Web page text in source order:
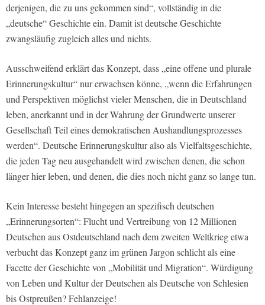
derjenigen, die zu uns gekommen sind“, vollständig in die
„deutsche“ Geschichte ein. Damit ist deutsche Geschichte
zwangsläufig zugleich alles und nichts.
Ausschweifend erklärt das Konzept, dass „eine offene und plurale
Erinnerungskultur“ nur erwachsen könne, „wenn die Erfahrungen
und Perspektiven möglichst vieler Menschen, die in Deutschland
leben, anerkannt und in der Wahrung der Grundwerte unserer
Gesellschaft Teil eines demokratischen Aushandlungsprozesses
werden“. Deutsche Erinnerungskultur also als Vielfaltsgeschichte,
die jeden Tag neu ausgehandelt wird zwischen denen, die schon
länger hier leben, und denen, die dies noch nicht ganz so lange tun.
Kein Interesse besteht hingegen an spezifisch deutschen
„Erinnerungsorten“: Flucht und Vertreibung von 12 Millionen
Deutschen aus Ostdeutschland nach dem zweiten Weltkrieg etwa
verbucht das Konzept ganz im grünen Jargon schlicht als eine
Facette der Geschichte von „Mobilität und Migration“. Würdigung
von Leben und Kultur der Deutschen als Deutsche von Schlesien
bis Ostpreußen? Fehlanzeige!